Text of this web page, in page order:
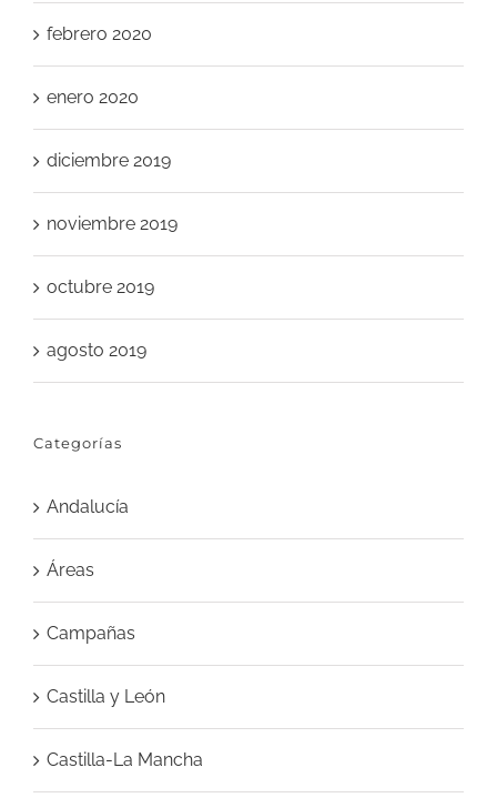
febrero 2020
enero 2020
diciembre 2019
noviembre 2019
octubre 2019
agosto 2019
Categorías
Andalucía
Áreas
Campañas
Castilla y León
Castilla-La Mancha